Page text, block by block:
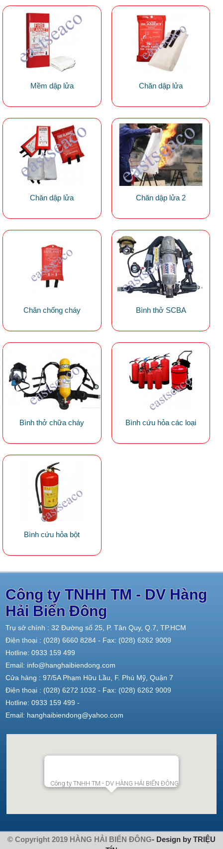
Mềm dập lửa Chăn dập lửa
Chăn dập lửa Chăn dập lửa 2
Chăn chống cháy Bình thở SCBA
Bình thở chữa cháy Bình cứu hỏa các loại
Bình cứu hỏa bột
Công ty TNHH TM - DV Hàng
Hải Biển Đông
Trụ sở chính : 32 Đường số 25, P. Tân Quy, Q.7, TP.HCM
Điện thoại : (028) 6660 8284 - Fax: (028) 6262 9009
Hotline: 0933 159 499
Email: info@hanghaibiendong.com
Cửa hàng : 97/5A Phạm Hữu Lầu, F. Phú Mỹ, Quận 7
Điện thoại : (028) 6272 1032 - Fax: (028) 6262 9009
Hotline: 0933 159 499 -
Email: hanghaibiendong@yahoo.com
Công ty TNHH TM - DV HÀNG HẢI BIỂN ĐÔNG
© Copyright 2019 HÀNG HẢI BIỂN ĐÔNG- Design by TRIỆU